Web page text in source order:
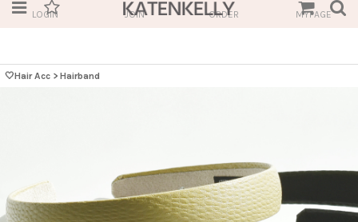
LOGIN JOIN ORDER MYPAGE
🤍Hair Acc > Hairband